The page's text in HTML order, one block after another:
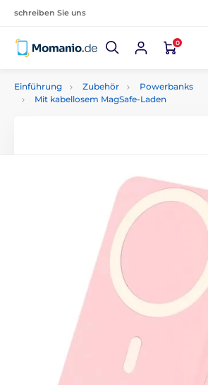
schreiben Sie uns
0
Einführung Zubehör
Powerbanks
Mit kabellosem MagSafe-Laden